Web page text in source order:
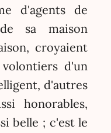
d'agents de
sa maison
croyaient
d'un
d'autres
honorables,
belle ; c'est le